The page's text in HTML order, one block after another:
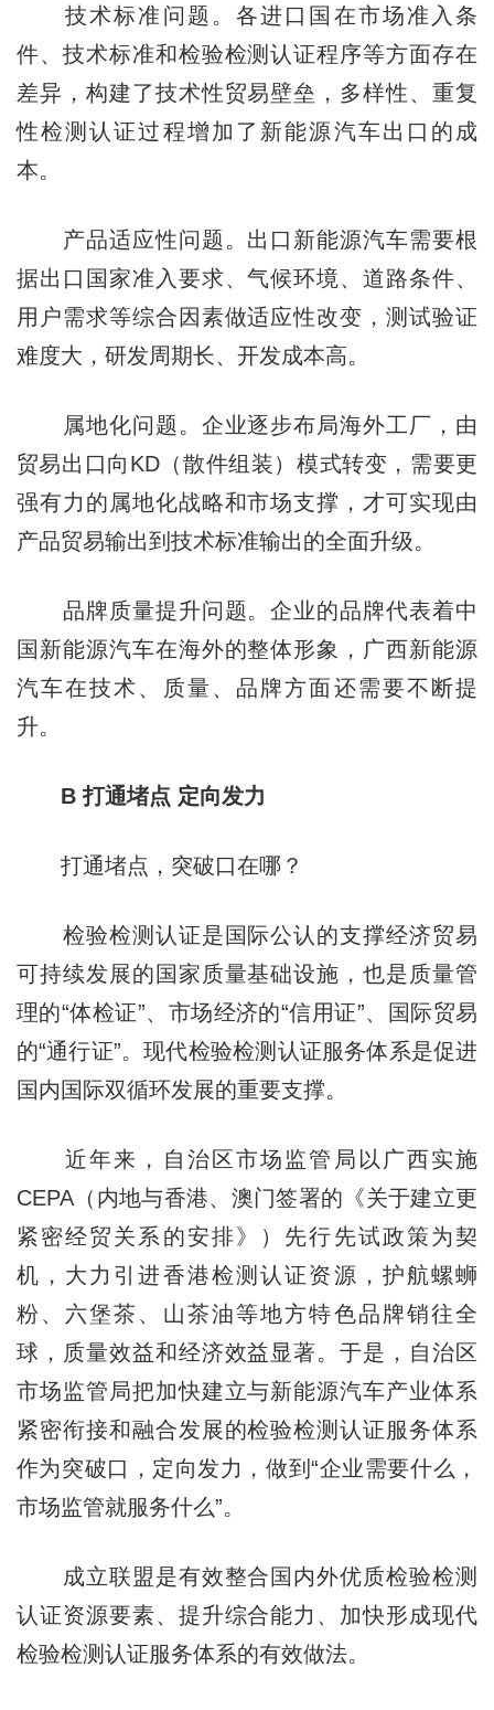
技术标准问题。各进口国在市场准入条
件、技术标准和检验检测认证程序等方面存在
差异，构建了技术性贸易壁垒，多样性、重复
性检测认证过程增加了新能源汽车出口的成
本。
产品适应性问题。出口新能源汽车需要根
据出口国家准入要求、气候环境、道路条件、
用户需求等综合因素做适应性改变，测试验证
难度大，研发周期长、开发成本高。
属地化问题。企业逐步布局海外工厂，由
贸易出口向KD（散件组装）模式转变，需要更
强有力的属地化战略和市场支撑，才可实现由
产品贸易输出到技术标准输出的全面升级。
品牌质量提升问题。企业的品牌代表着中
国新能源汽车在海外的整体形象，广西新能源
汽车在技术、质量、品牌方面还需要不断提
升。
B 打通堵点 定向发力
打通堵点，突破口在哪？
检验检测认证是国际公认的支撑经济贸易
可持续发展的国家质量基础设施，也是质量管
理的“体检证”、市场经济的“信用证”、国际贸易
的“通行证”。现代检验检测认证服务体系是促进
国内国际双循环发展的重要支撑。
近年来，自治区市场监管局以广西实施
CEPA（内地与香港、澳门签署的《关于建立更
紧密经贸关系的安排》）先行先试政策为契
机，大力引进香港检测认证资源，护航螺蛳
粉、六堡茶、山茶油等地方特色品牌销往全
球，质量效益和经济效益显著。于是，自治区
市场监管局把加快建立与新能源汽车产业体系
紧密衔接和融合发展的检验检测认证服务体系
作为突破口，定向发力，做到“企业需要什么，
市场监管就服务什么”。
成立联盟是有效整合国内外优质检验检测
认证资源要素、提升综合能力、加快形成现代
检验检测认证服务体系的有效做法。